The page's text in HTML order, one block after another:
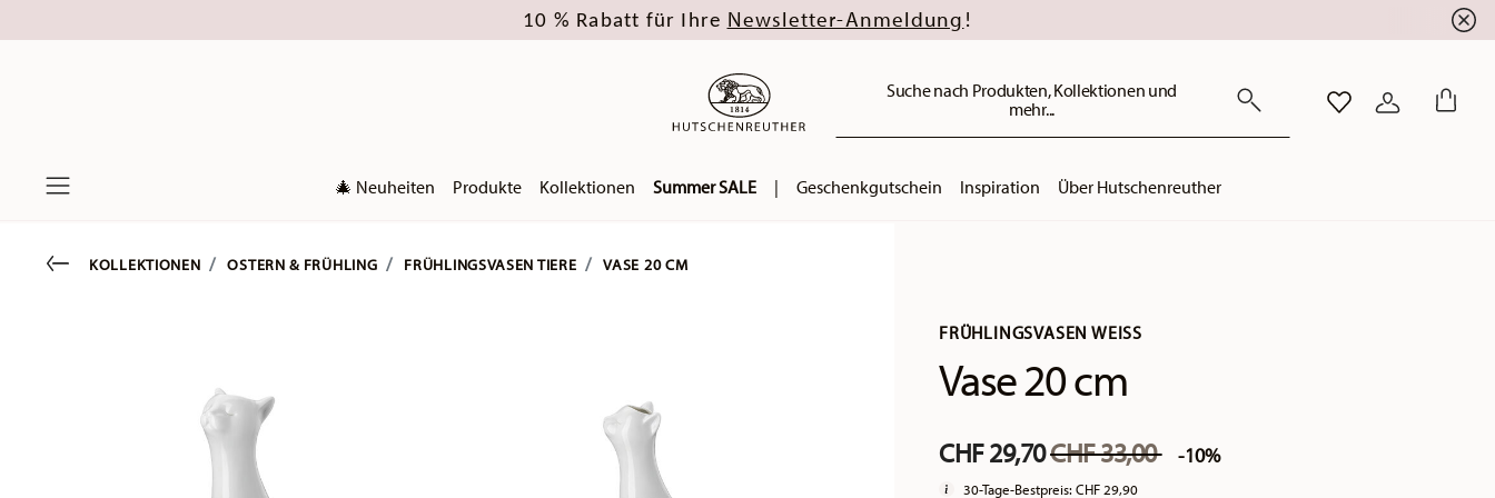
10 % Rabatt für Ihre Newsletter-Anmeldung !
Suche nach Produkten, Kollektionen und
mehr...
WISHLISTANMELDEN
🎄 Neuheiten Produkte Kollektionen Summer SALE | Geschenkgutschein Inspiration Über Hutschenreuther
FRÜHLINGSVASEN WEISS
Vase 20 cm
CHF 29,70Price reduced from
CHF 33,00to-10%
30-Tage-Bestpreis:CHF 29,90
Go backKOLLEKTIONEN OSTERN & FRÜHLING FRÜHLINGSVASEN TIERE VASE 20 CM